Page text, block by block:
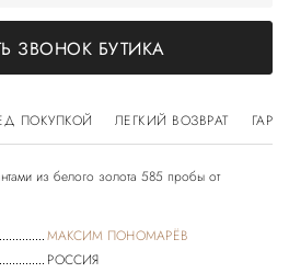
ЗВОНОК БУТИКА
ПОКУПКОЙ ЛЕГКИЙ ВОЗВРАТ
из белого золота 585 пробы от
МАКСИМ ПОНОМАРЁВ
РОССИЯ